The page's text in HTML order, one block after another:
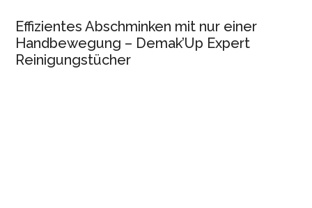
Effizientes Abschminken mit nur einer
Handbewegung – Demak’Up Expert
Reinigungstücher